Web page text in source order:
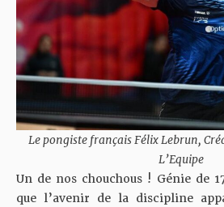
Le pongiste français Félix Lebrun,
L’Equipe
Un de nos chouchous ! Génie de
que l’avenir de la discipline